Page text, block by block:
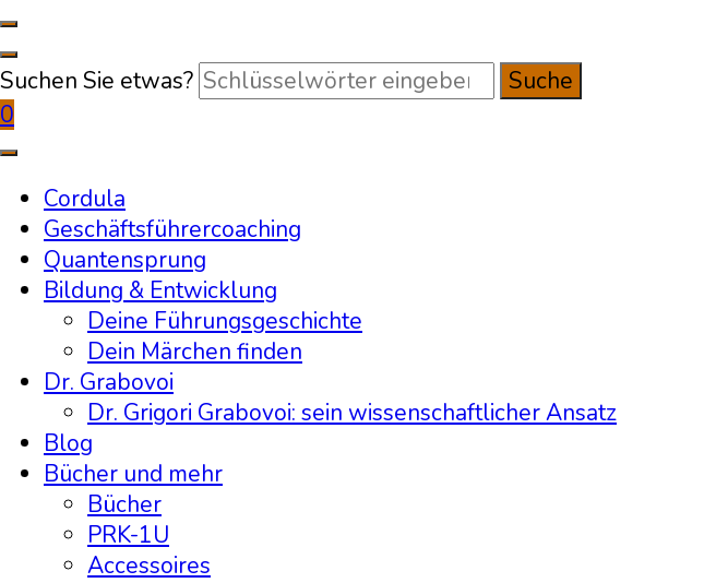
Suchen Sie etwas?
0
Cordula
Geschäftsführercoaching
Quantensprung
Bildung & Entwicklung
Deine Führungsgeschichte
Dein Märchen finden
Dr. Grabovoi
Dr. Grigori Grabovoi: sein wissenschaftlicher Ansatz
Blog
Bücher und mehr
Bücher
PRK-1U
Accessoires